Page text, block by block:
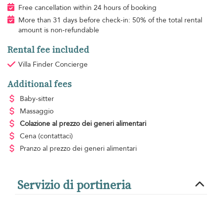
Free cancellation within 24 hours of booking
More than 31 days before check-in: 50% of the total rental
amount is non-refundable
Rental fee included
Villa Finder Concierge
Additional fees
Baby-sitter
Massaggio
Colazione al prezzo dei generi alimentari
Cena (contattaci)
Pranzo al prezzo dei generi alimentari
Servizio di portineria